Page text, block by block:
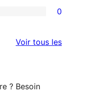
0
Voir tous lesavis
? Besoin